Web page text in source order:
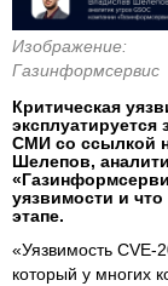
Изображение:
Газинформсервис
Критическая
СМИ со ссылкой
Шелепов,
уязвимости и
этапе.
«Уязвимость CVE-
который у многих